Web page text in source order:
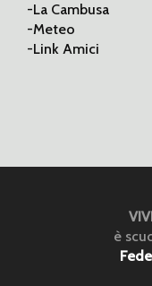
-La Cambusa
-Meteo
-Link Amici
è